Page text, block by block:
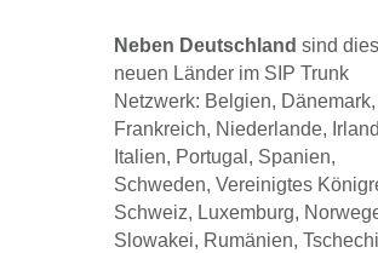
Neben Deutschland sind
neuen Länder im SIP Trunk
Netzwerk: Belgien, Dänemark,
Frankreich, Niederlande,
Italien, Portugal, Spanien,
Schweden, Vereinigtes
Schweiz, Luxemburg,
Slowakei, Rumänien,